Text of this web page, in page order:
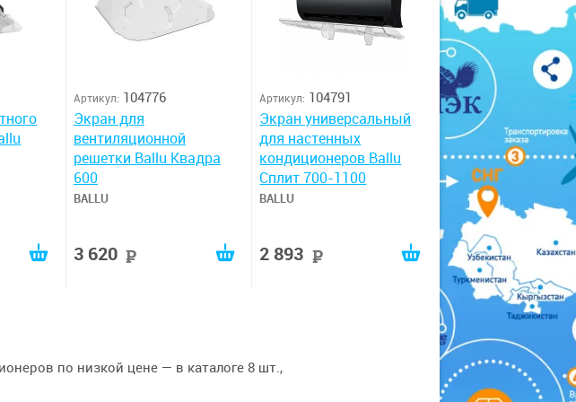
Артикул: 104776
Экран для
вентиляционной
решетки Ballu Квадра
600
BALLU
3 620
Артикул: 104791
Экран универсальный
для настенных
кондиционеров Ballu
Сплит 700-1100
BALLU
2 893
по низкой цене — в каталоге 8 шт.,